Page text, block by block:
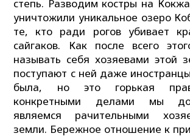
степь. Разводим костры на
уничтожили уникальное озеро
те, кто ради рогов убивает
сайгаков. Как после всего
называть себя хозяевами этой
поступают с ней даже
была, но это горькая
конкретными делами мы
являемся рачительными
земли. Бережное отношение к